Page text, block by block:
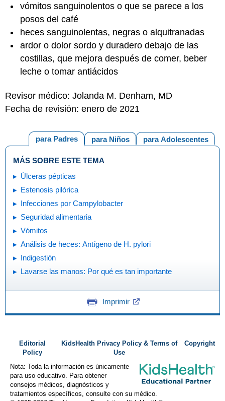
vómitos sanguinolentos o que se parece a los
posos del café
heces sanguinolentas, negras o alquitranadas
ardor o dolor sordo y duradero debajo de las
costillas, que mejora después de comer, beber
leche o tomar antiácidos
Revisor médico: Jolanda M. Denham, MD
Fecha de revisión: enero de 2021
para Adolescentes
para Niños
para Padres
MÁS SOBRE ESTE TEMA
Úlceras pépticas
Estenosis pilórica
Infecciones por Campylobacter
Seguridad alimentaria
Vómitos
Análisis de heces: Antígeno de H. pylori
Indigestión
Lavarse las manos: Por qué es tan importante
Imprimir
Editorial
Policy
KidsHealth Privacy Policy & Terms of
Use
Copyright
Nota: Toda la información es únicamente
para uso educativo. Para obtener
consejos médicos, diagnósticos y
tratamientos específicos, consulte con su médico.